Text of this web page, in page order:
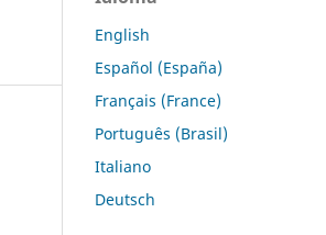
English
Español (España)
Français (France)
Português (Brasil)
Italiano
Deutsch